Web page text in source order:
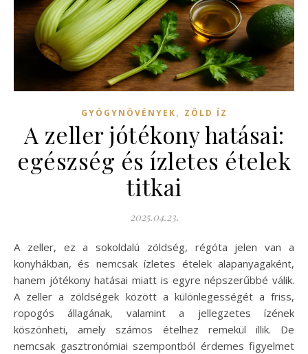
GYÓGYNÖVÉNYEK, ZÖLD ÍZ
A zeller jótékony hatásai:
egészség és ízletes ételek
titkai
2025.04.23.
A zeller, ez a sokoldalú zöldség, régóta jelen van a
konyhákban, és nemcsak ízletes ételek alapanyagaként,
hanem jótékony hatásai miatt is egyre népszerűbbé válik.
A zeller a zöldségek között a különlegességét a friss,
ropogós állagának, valamint a jellegzetes ízének
köszönheti, amely számos ételhez remekül illik. De
nemcsak gasztronómiai szempontból érdemes figyelmet